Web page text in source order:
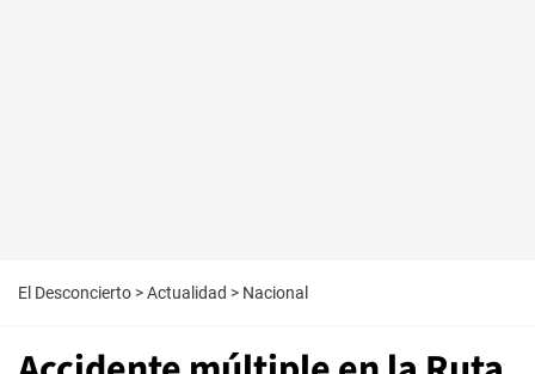
El Desconcierto >Actualidad > Nacional